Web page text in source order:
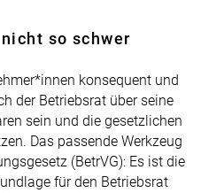
so schwer
konsequent und
der Betriebsrat über seine
sein und die gesetzlichen
Das passende Werkzeug
(BetrVG): Es ist die
für den Betriebsrat